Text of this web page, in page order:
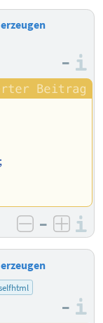
–
negativ
–
–